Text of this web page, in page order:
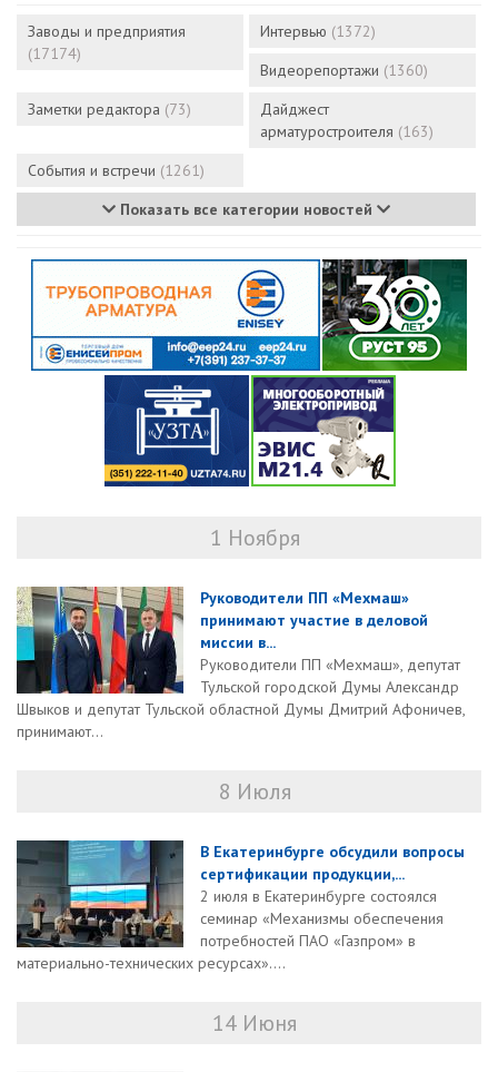
Заводы и предприятия
(17174)
Интервью (1372)
Видеорепортажи (1360)
Заметки редактора (73)
Дайджест
арматуростроителя (163)
События и встречи (1261)
Показать все категории новостей
1 Ноября
Руководители ПП «Мехмаш»
принимают участие в деловой
миссии в...
Руководители ПП «Мехмаш», депутат
Тульской городской Думы Александр
Швыков и депутат Тульской областной Думы Дмитрий Афоничев,
принимают...
8 Июля
В Екатеринбурге обсудили вопросы
сертификации продукции,...
2 июля в Екатеринбурге состоялся
семинар «Механизмы обеспечения
потребностей ПАО «Газпром» в
материально-технических ресурсах»....
14 Июня